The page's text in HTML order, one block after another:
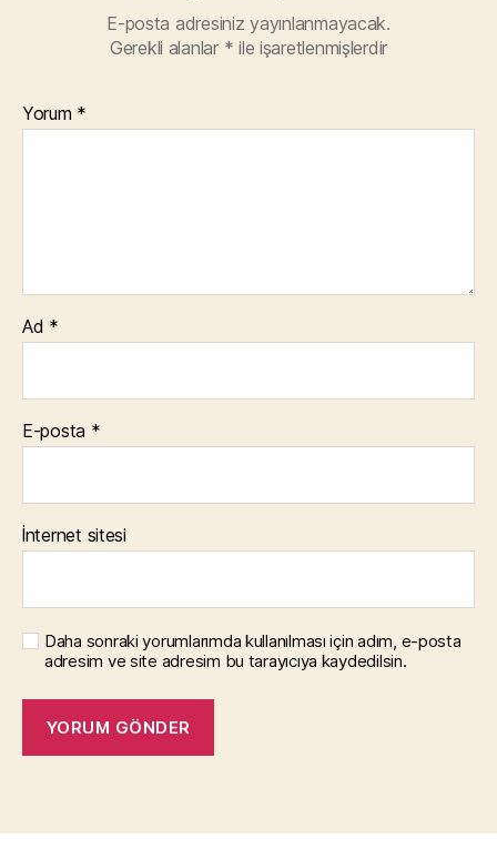
E-posta adresiniz yayınlanmayacak.
Gerekli alanlar * ile işaretlenmişlerdir
Yorum *
Ad *
E-posta *
İnternet sitesi
Daha sonraki yorumlarımda kullanılması için adım, e-posta
adresim ve site adresim bu tarayıcıya kaydedilsin.